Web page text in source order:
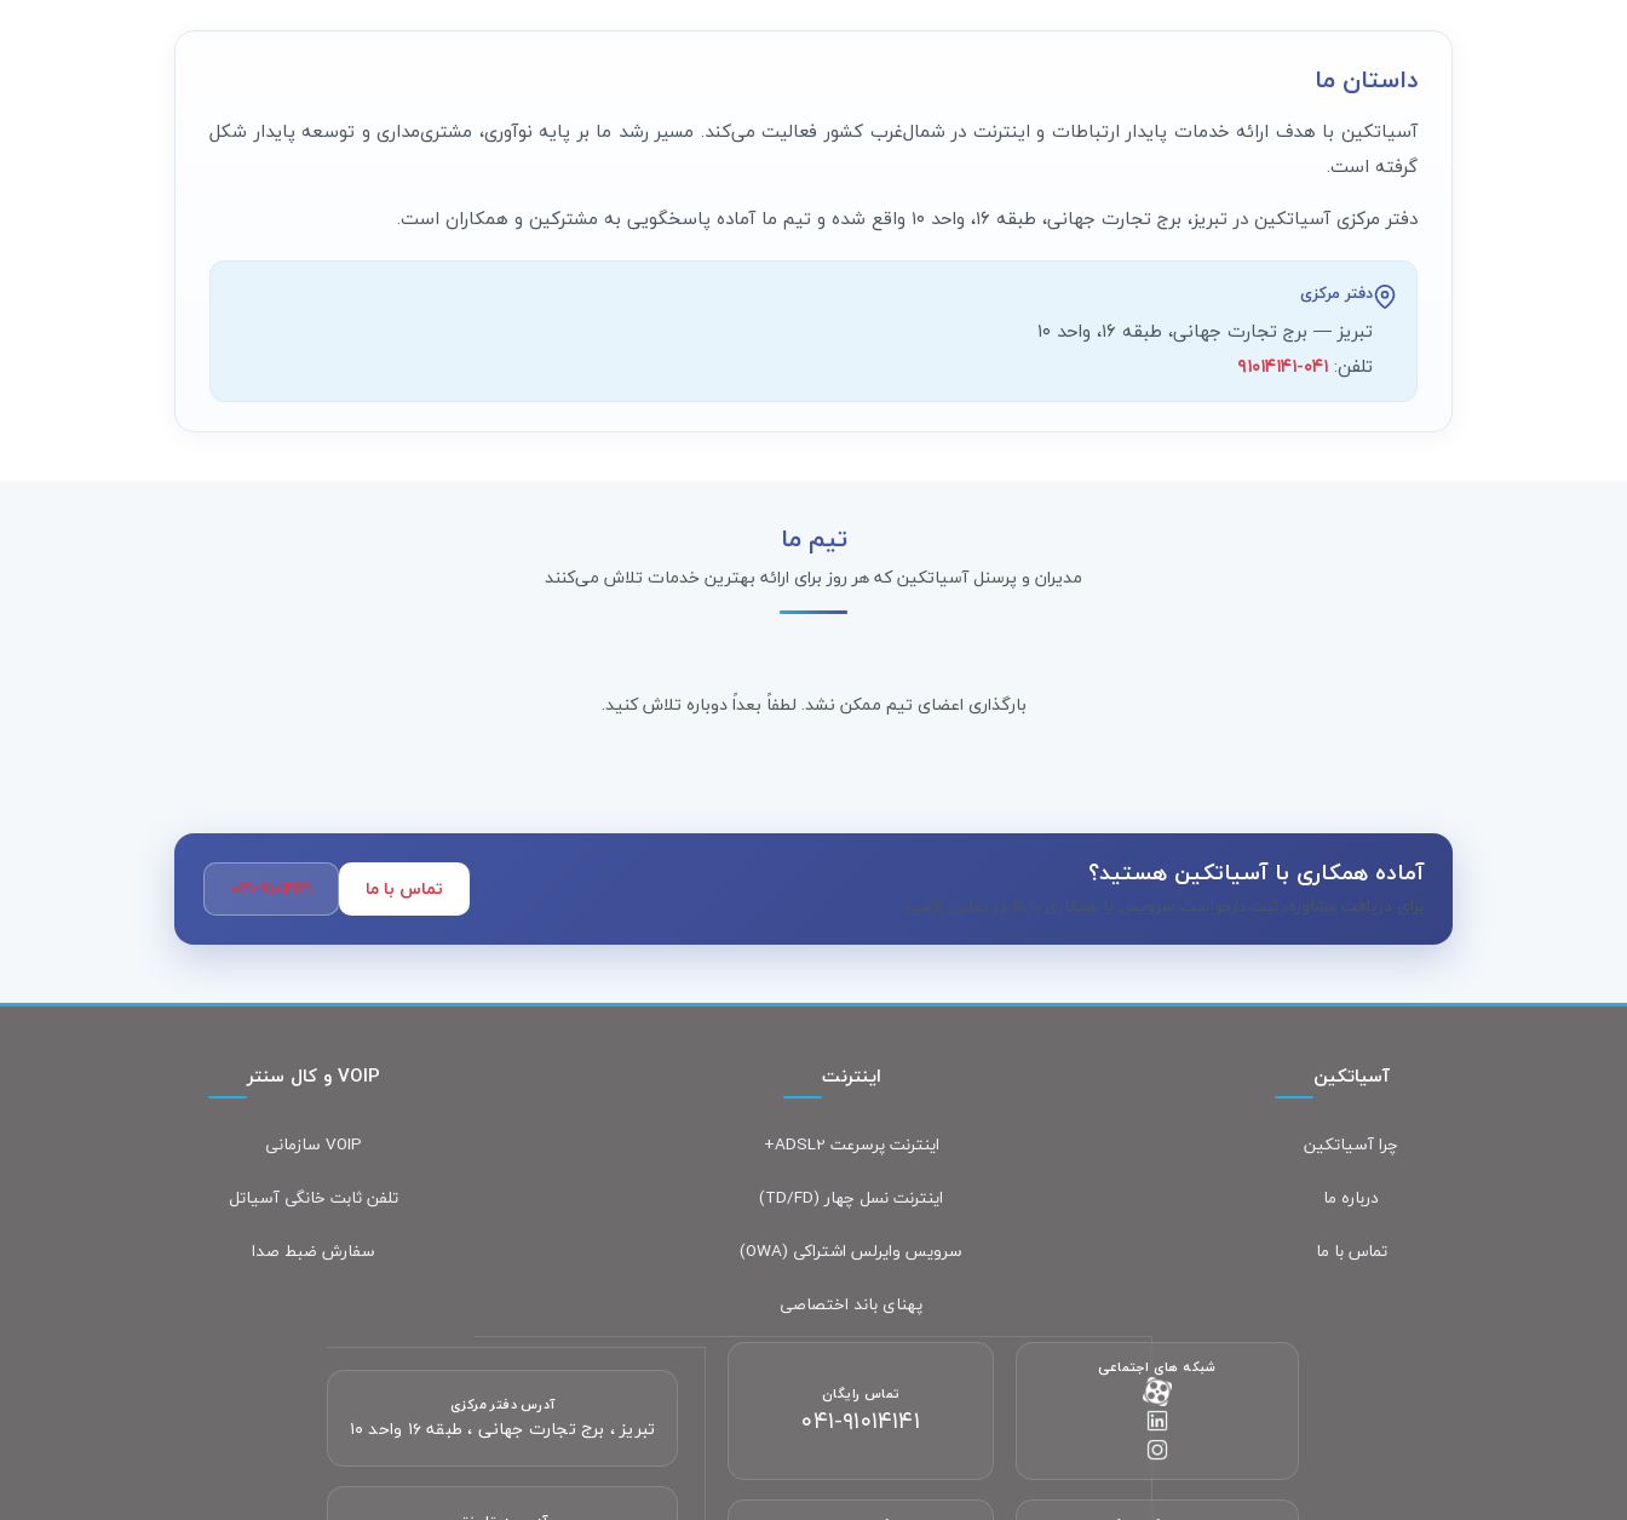
داستان ما
آسیاتکین با هدف ارائه خدمات پایدار ارتباطات و اینترنت در شمال‌غرب کشور فعالیت می‌کند. مسیر رشد ما بر پایه نوآوری، مشتری‌مداری و توسعه پایدار شکل
گرفته است.
دفتر مرکزی آسیاتکین در تبریز، برج تجارت جهانی، طبقه ۱۶، واحد ۱۰ واقع شده و تیم ما آماده پاسخگویی به مشترکین و همکاران است.
دفتر مرکزی
تبریز — برج تجارت جهانی، طبقه ۱۶، واحد ۱۰
تلفن:۰۴۱-۹۱۰۱۴۱۴۱
تیم ما
مدیران و پرسنل آسیاتکین که هر روز برای ارائه بهترین خدمات تلاش می‌کنند
بارگذاری اعضای تیم ممکن نشد. لطفاً بعداً دوباره تلاش کنید.
آماده همکاری با آسیاتکین هستید؟
برای دریافت مشاوره، ثبت درخواست سرویس یا همکاری با ما در تماس باشید.
تماس با ما ۰۴۱-۹۱۰۱۴۱۴۱
آسیاتکین
چرا آسیاتکین
درباره ما
تماس با ما
اینترنت
اینترنت پرسرعت ADSL2+
اینترنت نسل چهار (TD/FD)
سرویس وایرلس اشتراکی (OWA)
پهنای باند اختصاصی
VOIP و کال سنتر
VOIP سازمانی
تلفن ثابت خانگی آسیاتل
سفارش ضبط صدا
شبکه های اجتماعی
۰۴۱-۹۱۰۱۴۱۴۱
تماس رایگان
تبریز ، برج تجارت جهانی ، طبقه ۱۶ واحد ۱۰
آدرس دفتر مرکزی
پشتیبانی آنلاین آسیاتکین
تیم پشتیبانی ما آماده پاسخگویی به سؤالات شماست.